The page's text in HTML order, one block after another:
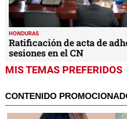
HONDURAS
Ratificación de acta de
sesiones en el CN
MIS TEMAS PREFERIDOS